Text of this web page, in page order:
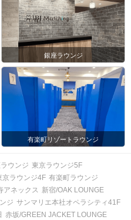
銀座ラウンジ
有楽町リゾートラウンジ
ウンジ 東京ラウンジ5F
京ラウンジ4F 有楽町ラウンジ
アネックス 新宿/OAK LOUNGE
ジ サンマリエ本社オペラシティ41F
赤坂/GREEN JACKET LOUNGE